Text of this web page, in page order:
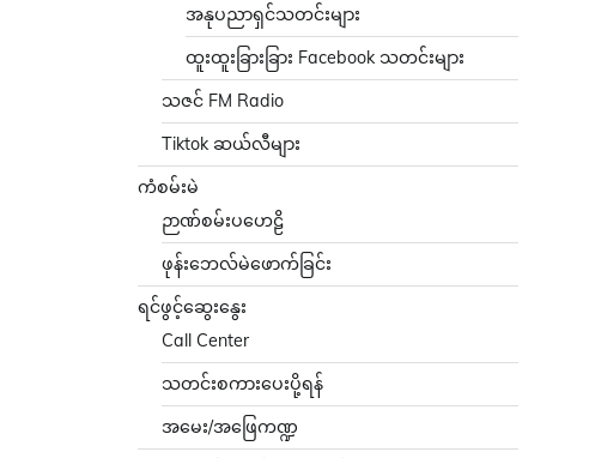
အနုပညာရှင်သတင်းများ
ထူးထူးခြားခြား Facebook သတင်းများ
သဇင် FM Radio
Tiktok ဆယ်လီများ
ကံစမ်းမဲ
ဉာဏ်စမ်းပဟေဠိ
ဖုန်းဘေလ်မဲဖောက်ခြင်း
ရင်ဖွင့်ဆွေးနွေး
Call Center
သတင်းစကားပေးပို့ရန်
အမေး/အဖြေကဏ္ဍ